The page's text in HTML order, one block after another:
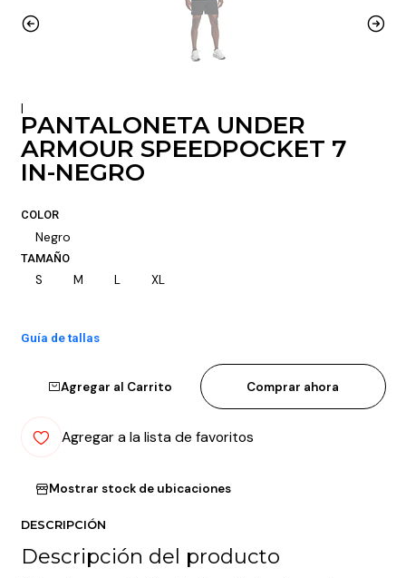
|
PANTALONETA UNDER
ARMOUR SPEEDPOCKET 7
IN-NEGRO
COLOR
Negro
TAMAÑO
S M L XL
Guía de tallas
Agregar al Carrito Comprar ahora
Agregar a la lista de favoritos
Mostrar stock de ubicaciones
DESCRIPCIÓN
Descripción del producto